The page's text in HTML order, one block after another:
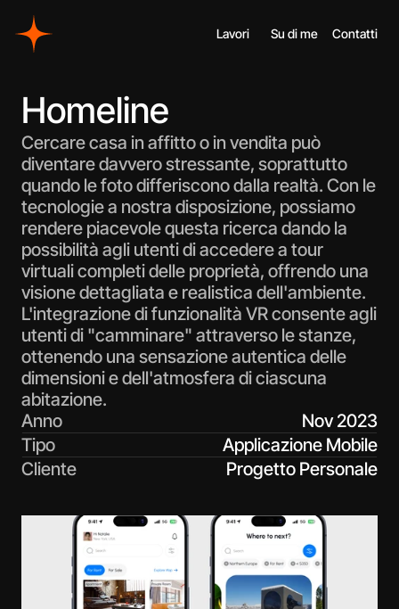
Lavori Su di me Contatti
Homeline
Cercare casa in affitto o in vendita può
diventare davvero stressante, soprattutto
quando le foto differiscono dalla realtà. Con le
tecnologie a nostra disposizione, possiamo
rendere piacevole questa ricerca dando la
possibilità agli utenti di accedere a tour
virtuali completi delle proprietà, offrendo una
visione dettagliata e realistica dell'ambiente.
L'integrazione di funzionalità VR consente agli
utenti di "camminare" attraverso le stanze,
ottenendo una sensazione autentica delle
dimensioni e dell'atmosfera di ciascuna
abitazione.
Anno
Nov 2023
Tipo
Applicazione Mobile
Cliente
Progetto Personale